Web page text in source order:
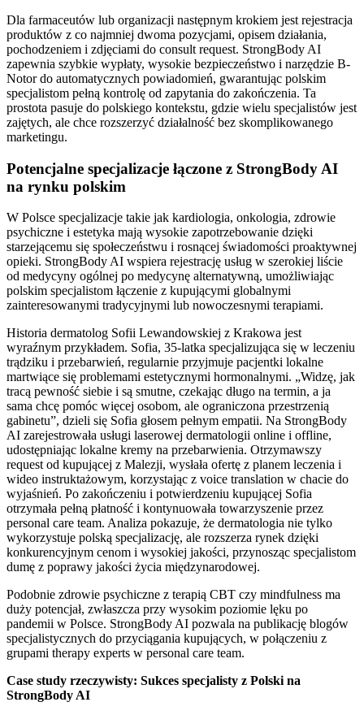
Dla farmaceutów lub organizacji następnym krokiem jest rejestracja
produktów z co najmniej dwoma pozycjami, opisem działania,
pochodzeniem i zdjęciami do consult request. StrongBody AI
zapewnia szybkie wypłaty, wysokie bezpieczeństwo i narzędzie B-
Notor do automatycznych powiadomień, gwarantując polskim
specjalistom pełną kontrolę od zapytania do zakończenia. Ta
prostota pasuje do polskiego kontekstu, gdzie wielu specjalistów jest
zajętych, ale chce rozszerzyć działalność bez skomplikowanego
marketingu.
Potencjalne specjalizacje łączone z StrongBody AI
na rynku polskim
W Polsce specjalizacje takie jak kardiologia, onkologia, zdrowie
psychiczne i estetyka mają wysokie zapotrzebowanie dzięki
starzejącemu się społeczeństwu i rosnącej świadomości proaktywnej
opieki. StrongBody AI wspiera rejestrację usług w szerokiej liście
od medycyny ogólnej po medycynę alternatywną, umożliwiając
polskim specjalistom łączenie z kupującymi globalnymi
zainteresowanymi tradycyjnymi lub nowoczesnymi terapiami.
Historia dermatolog Sofii Lewandowskiej z Krakowa jest
wyraźnym przykładem. Sofia, 35-latka specjalizująca się w leczeniu
trądziku i przebarwień, regularnie przyjmuje pacjentki lokalne
martwiące się problemami estetycznymi hormonalnymi. „Widzę, jak
tracą pewność siebie i są smutne, czekając długo na termin, a ja
sama chcę pomóc więcej osobom, ale ograniczona przestrzenią
gabinetu”, dzieli się Sofia głosem pełnym empatii. Na StrongBody
AI zarejestrowała usługi laserowej dermatologii online i offline,
udostępniając lokalne kremy na przebarwienia. Otrzymawszy
request od kupującej z Malezji, wysłała ofertę z planem leczenia i
wideo instruktażowym, korzystając z voice translation w chacie do
wyjaśnień. Po zakończeniu i potwierdzeniu kupującej Sofia
otrzymała pełną płatność i kontynuowała towarzyszenie przez
personal care team. Analiza pokazuje, że dermatologia nie tylko
wykorzystuje polską specjalizację, ale rozszerza rynek dzięki
konkurencyjnym cenom i wysokiej jakości, przynosząc specjalistom
dumę z poprawy jakości życia międzynarodowej.
Podobnie zdrowie psychiczne z terapią CBT czy mindfulness ma
duży potencjał, zwłaszcza przy wysokim poziomie lęku po
pandemii w Polsce. StrongBody AI pozwala na publikację blogów
specjalistycznych do przyciągania kupujących, w połączeniu z
grupami therapy experts w personal care team.
Case study rzeczywisty: Sukces specjalisty z Polski na
StrongBody AI